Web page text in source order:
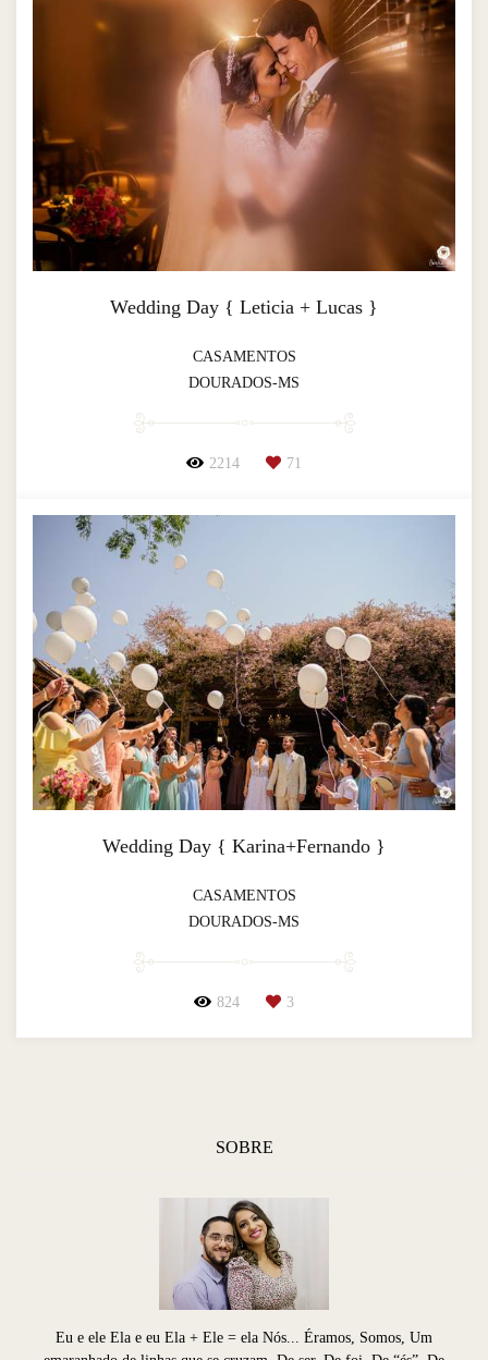
Wedding Day { Leticia + Lucas }
CASAMENTOS
DOURADOS-MS
2214 71
Wedding Day { Karina+Fernando }
CASAMENTOS
DOURADOS-MS
824 3
SOBRE
Eu e ele Ela e eu Ela + Ele = ela Nós... Éramos, Somos, Um